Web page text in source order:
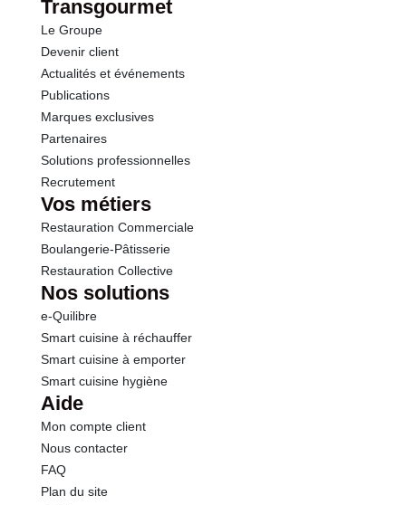
Fibres
Protéines
Sel
Sodium
Calcium
Transgourmet
Le Groupe
Devenir client
Actualités et événements
Publications
Marques exclusives
Partenaires
Solutions professionnelles
Recrutement
Vos métiers
Restauration Commerciale
Boulangerie-Pâtisserie
Restauration Collective
Nos solutions
e-Quilibre
Smart cuisine à réchauffer
Smart cuisine à emporter
Smart cuisine hygiène
Aide
Mon compte client
Nous contacter
FAQ
Plan du site